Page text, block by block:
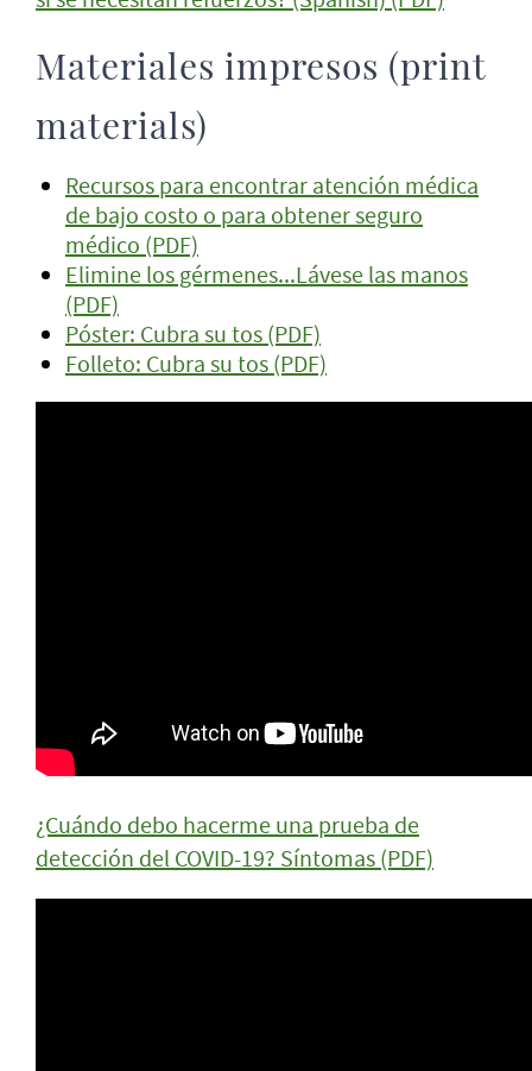
Materiales impresos (print
materials)
Recursos para encontrar atención médica
de bajo costo o para obtener seguro
médico (PDF)
Elimine los gérmenes...Lávese las manos
(PDF)
Póster: Cubra su tos (PDF)
Folleto: Cubra su tos (PDF)
¿Cuándo debo hacerme una prueba de
detección del COVID-19? Síntomas (PDF)